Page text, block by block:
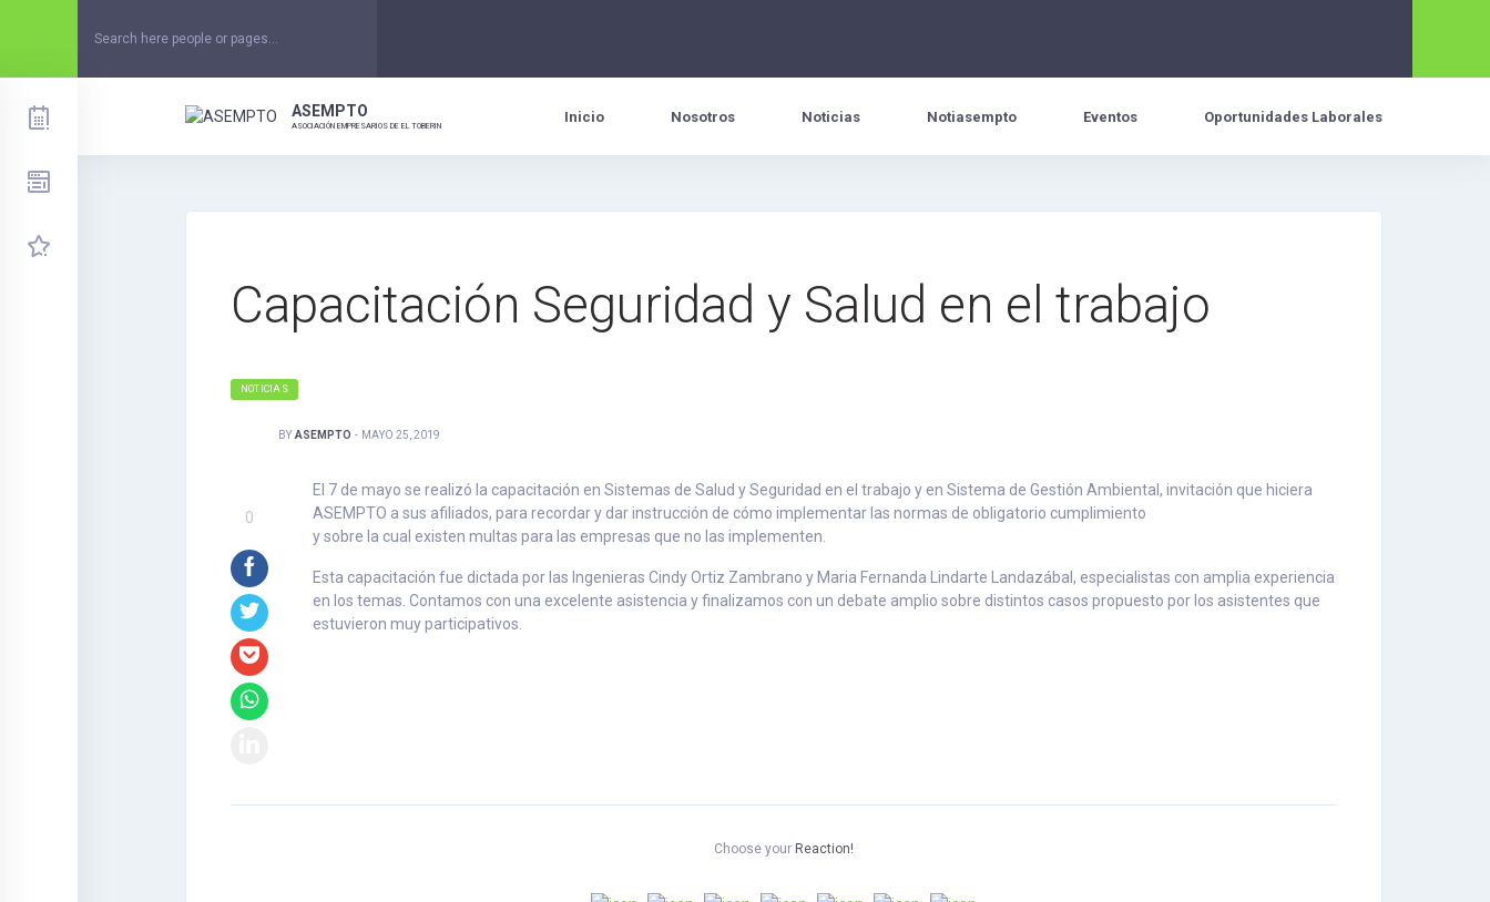
ASEMPTO
ASOCIACIÓN EMPRESARIOS DE EL TOBERIN
Inicio Nosotros Noticias Notiasempto Eventos Oportunidades Laborales
Capacitación Seguridad y Salud en el trabajo
NOTICIAS
BY ASEMPTO - MAYO 25, 2019
0
El 7 de mayo se realizó la capacitación en Sistemas de Salud y Seguridad en el trabajo y en Sistema de Gestión Ambiental, invitación que hiciera
ASEMPTO a sus afiliados, para recordar y dar instrucción de cómo implementar las normas de obligatorio cumplimiento
y sobre la cual existen multas para las empresas que no las implementen.
Esta capacitación fue dictada por las Ingenieras Cindy Ortiz Zambrano y Maria Fernanda Lindarte Landazábal, especialistas con amplia experiencia
en los temas. Contamos con una excelente asistencia y finalizamos con un debate amplio sobre distintos casos propuesto por los asistentes que
estuvieron muy participativos.
Choose your Reaction!